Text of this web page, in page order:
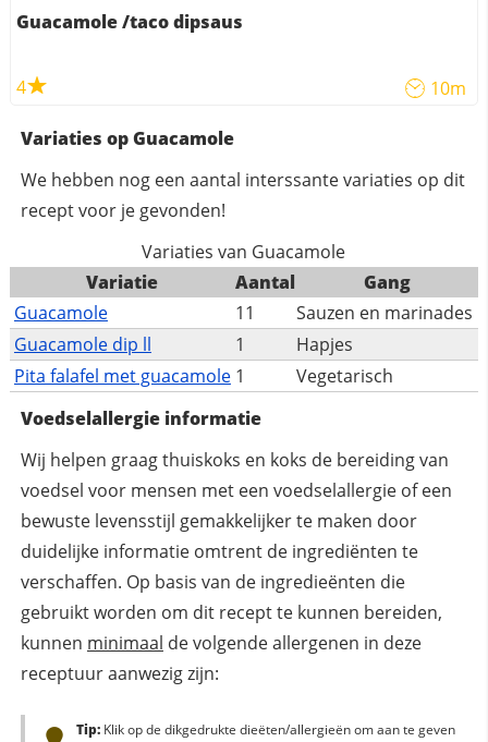
Guacamole /taco dipsaus
4 10m
Variaties op Guacamole
We hebben nog een aantal interssante variaties op dit
recept voor je gevonden!
Variaties van Guacamole
Variatie
Aantal
Gang
Guacamole
11
Sauzen en marinades
Guacamole dip ll
1
Hapjes
Pita falafel met guacamole 1
Vegetarisch
Voedselallergie informatie
Wij helpen graag thuiskoks en koks de bereiding van
voedsel voor mensen met een voedselallergie of een
bewuste levensstijl gemakkelijker te maken door
duidelijke informatie omtrent de ingrediënten te
verschaffen. Op basis van de ingredieënten die
gebruikt worden om dit recept te kunnen bereiden,
kunnen minimaal de volgende allergenen in deze
receptuur aanwezig zijn:
Tip:Klik op de dikgedrukte dieëten/allergieën om aan te geven